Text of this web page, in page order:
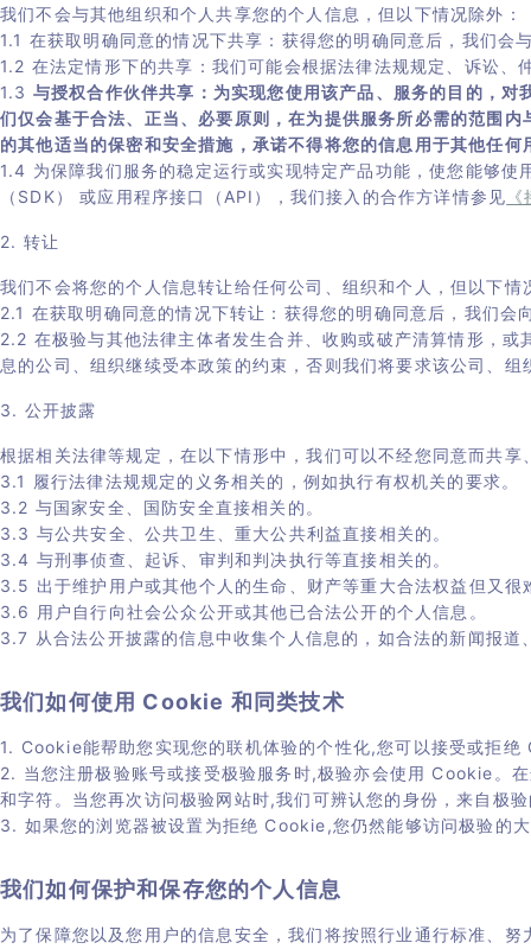
我们不会与其他组织和个人共享您的个人信息，但以下情况除外：
1.1 在获取明确同意的情况下共享：获得您的明确同意后，我们会
1.2 在法定情形下的共享：我们可能会根据法律法规规定、诉讼
1.3 与授权合作伙伴共享：为实现您使用该产品、服务的目的，
们仅会基于合法、正当、必要原则，在为提供服务所必需的范围
的其他适当的保密和安全措施，承诺不得将您的信息用于其他任何
1.4 为保障我们服务的稳定运行或实现特定产品功能，使您能够
（SDK） 或应用程序接口（API），我们接入的合作方详情参见
2. 转让
我们不会将您的个人信息转让给任何公司、组织和个人，但以下情
2.1 在获取明确同意的情况下转让：获得您的明确同意后，我们会
2.2 在极验与其他法律主体者发生合并、收购或破产清算情形，
息的公司、组织继续受本政策的约束，否则我们将要求该公司、
3. 公开披露
根据相关法律等规定，在以下情形中，我们可以不经您同意而共
3.1 履行法律法规规定的义务相关的，例如执行有权机关的要求。
3.2 与国家安全、国防安全直接相关的。
3.3 与公共安全、公共卫生、重大公共利益直接相关的。
3.4 与刑事侦查、起诉、审判和判决执行等直接相关的。
3.5 出于维护用户或其他个人的生命、财产等重大合法权益但又很
3.6 用户自行向社会公众公开或其他已合法公开的个人信息。
3.7 从合法公开披露的信息中收集个人信息的，如合法的新闻报道
我们如何使用 Cookie 和同类技术
1. Cookie能帮助您实现您的联机体验的个性化,您可以接受或拒
2. 当您注册极验账号或接受极验服务时,极验亦会使用 Cookie。
和字符。当您再次访问极验网站时,我们可辨认您的身份，来自极
3. 如果您的浏览器被设置为拒绝 Cookie,您仍然能够访问极验的
我们如何保护和保存您的个人信息
为了保障您以及您用户的信息安全，我们将按照行业通行标准、